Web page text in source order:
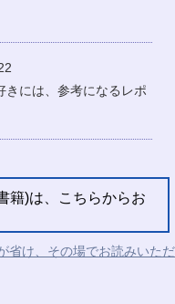
きには、参考になるレポ
籍)は、こちらからお
省け、その場でお読みいただ